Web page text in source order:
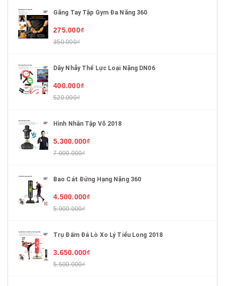
Găng Tay Tập Gym Đa Năng 360
275.000₫
350.000₫
Dây Nhảy Thể Lực Loại Nặng DN06
400.000₫
520.000₫
Hình Nhân Tập Võ 2018
5.300.000₫
7.000.000₫
Bao Cát Đứng Hạng Nặng 360
4.500.000₫
5.900.000₫
Trụ Đấm Đá Lò Xo Lý Tiểu Long 2018
3.650.000₫
5.500.000₫